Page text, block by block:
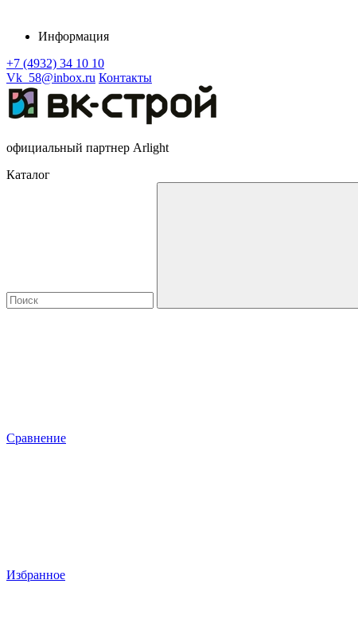
Информация
+7 (4932) 34 10 10
Vk_58@inbox.ru Контакты
официальный партнер Arlight
Каталог
Сравнение
Избранное